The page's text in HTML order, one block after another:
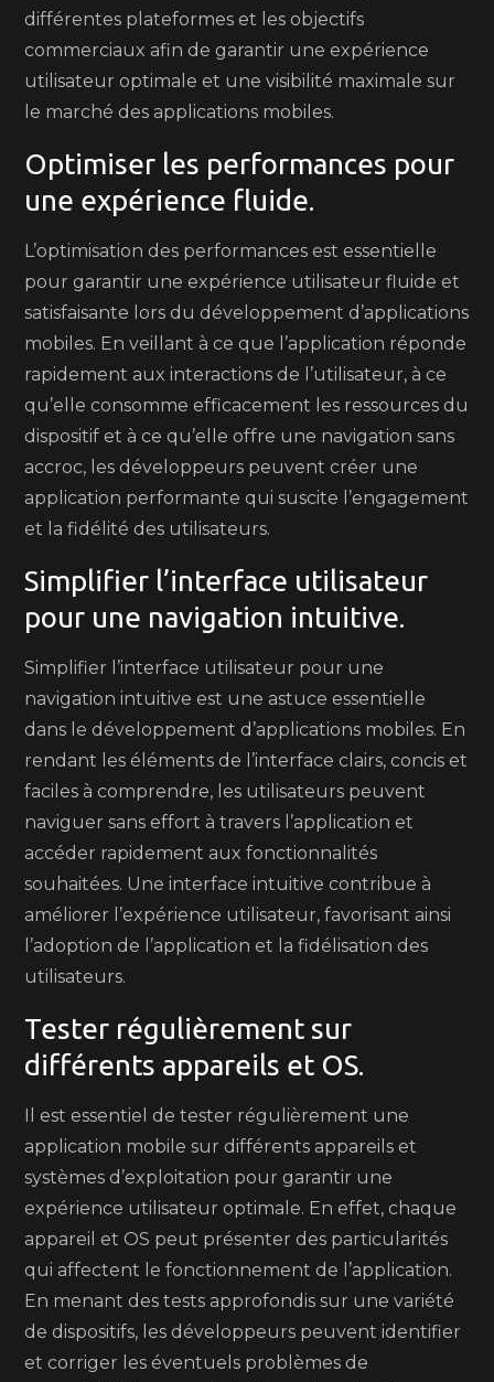
différentes plateformes et les objectifs
commerciaux afin de garantir une expérience
utilisateur optimale et une visibilité maximale sur
le marché des applications mobiles.
Optimiser les performances pour
une expérience fluide.
L’optimisation des performances est essentielle
pour garantir une expérience utilisateur fluide et
satisfaisante lors du développement d’applications
mobiles. En veillant à ce que l’application réponde
rapidement aux interactions de l’utilisateur, à ce
qu’elle consomme efficacement les ressources du
dispositif et à ce qu’elle offre une navigation sans
accroc, les développeurs peuvent créer une
application performante qui suscite l’engagement
et la fidélité des utilisateurs.
Simplifier l’interface utilisateur
pour une navigation intuitive.
Simplifier l’interface utilisateur pour une
navigation intuitive est une astuce essentielle
dans le développement d’applications mobiles. En
rendant les éléments de l’interface clairs, concis et
faciles à comprendre, les utilisateurs peuvent
naviguer sans effort à travers l’application et
accéder rapidement aux fonctionnalités
souhaitées. Une interface intuitive contribue à
améliorer l’expérience utilisateur, favorisant ainsi
l’adoption de l’application et la fidélisation des
utilisateurs.
Tester régulièrement sur
différents appareils et OS.
Il est essentiel de tester régulièrement une
application mobile sur différents appareils et
systèmes d’exploitation pour garantir une
expérience utilisateur optimale. En effet, chaque
appareil et OS peut présenter des particularités
qui affectent le fonctionnement de l’application.
En menant des tests approfondis sur une variété
de dispositifs, les développeurs peuvent identifier
et corriger les éventuels problèmes de